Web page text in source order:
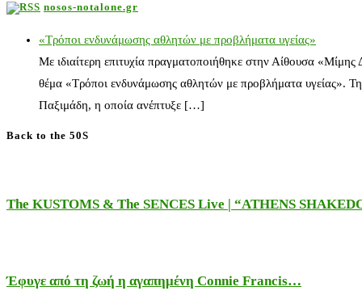
nosos-notalone.gr
«Τρόποι ενδυνάμωσης αθλητών με προβλήματα υγείας»
Με ιδιαίτερη επιτυχία πραγματοποιήθηκε στην Αίθουσα
θέμα «Τρόποι ενδυνάμωσης αθλητών με προβλήματα υγείας».
Παξιμάδη, η οποία ανέπτυξε […]
Back to the 50S
The KUSTOMS & The SENCES Live | “ATHENS
Έφυγε από τη ζωή η αγαπημένη Connie Francis…